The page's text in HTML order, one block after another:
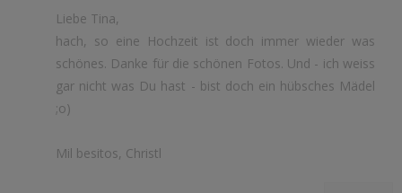
Liebe Tina,
hach, so eine Hochzeit ist doch immer wieder was
schönes. Danke für die schönen Fotos. Und - ich weiss
gar nicht was Du hast - bist doch ein hübsches Mädel
;o)
Mil besitos, Christl